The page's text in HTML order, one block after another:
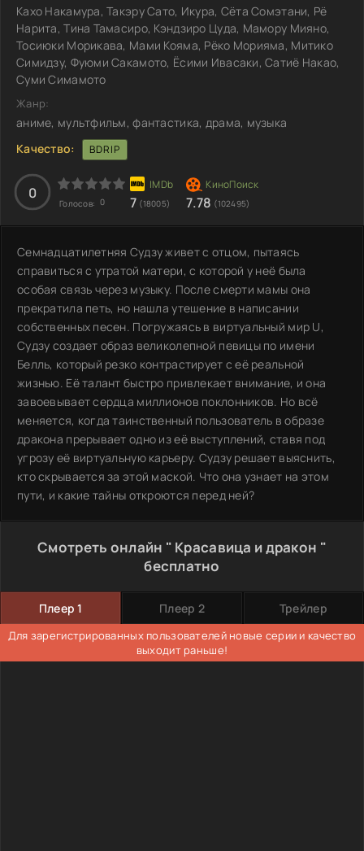
Кахо Накамура, Такэру Сато, Икура, Сёта Сомэтани, Рё
Нарита, Тина Тамасиро, Кэндзиро Цуда, Мамору Мияно,
Тосиюки Морикава, Мами Кояма, Рёко Морияма, Митико
Симидзу, Фуюми Сакамото, Ёсими Ивасаки, Сатиё Накао,
Суми Симамото
Жанр:
аниме, мультфильм, фантастика, драма, музыка
Качество:
BDRIP
0
Голосов: 0 7 (18005) 7.78 (102495)
Семнадцатилетняя Судзу живет с отцом, пытаясь
справиться с утратой матери, с которой у неё была
особая связь через музыку. После смерти мамы она
прекратила петь, но нашла утешение в написании
собственных песен. Погружаясь в виртуальный мир U,
Судзу создает образ великолепной певицы по имени
Белль, который резко контрастирует с её реальной
жизнью. Её талант быстро привлекает внимание, и она
завоевывает сердца миллионов поклонников. Но всё
меняется, когда таинственный пользователь в образе
дракона прерывает одно из её выступлений, ставя под
угрозу её виртуальную карьеру. Судзу решает выяснить,
кто скрывается за этой маской. Что она узнает на этом
пути, и какие тайны откроются перед ней?
Смотреть онлайн " Красавица и дракон "
бесплатно
Плеер 1 Плеер 2 Трейлер
Для зарегистрированных пользователей новые серии и качество
выходит раньше!